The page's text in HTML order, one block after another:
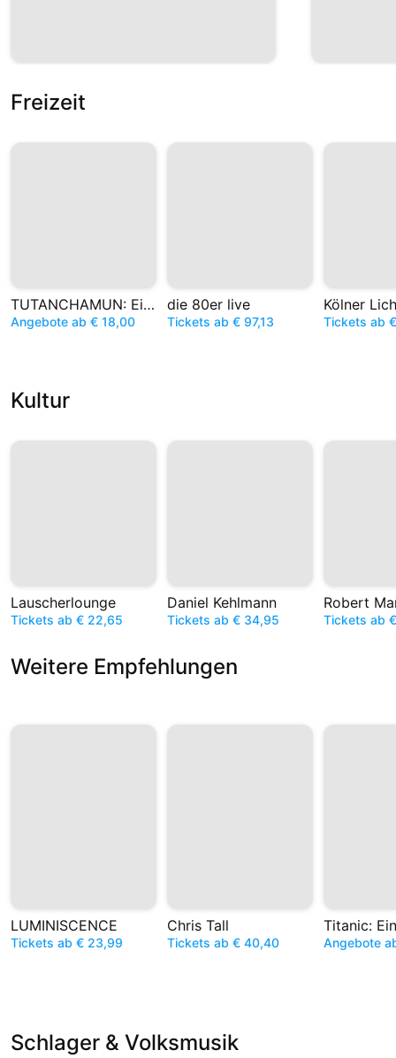
Freizeit
TUTANCHAMUN: Ein Immersives Abenteuer
Angebote ab € 18,00
die 80er live
Tickets ab € 97,13
Kölner
Tickets ab
Kultur
Lauscherlounge
Tickets ab € 22,65
Daniel Kehlmann
Tickets ab € 34,95 Tickets ab
Weitere Empfehlungen
LUMINISCENCE
Tickets ab € 23,99
Chris Tall
Tickets ab € 40,40 Angebote
Schlager & Volksmusik